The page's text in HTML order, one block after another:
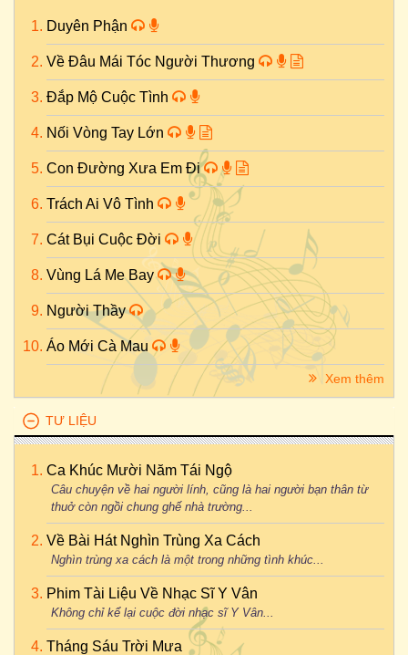
Duyên Phận
Về Đâu Mái Tóc Người Thương
Đắp Mộ Cuộc Tình
Nối Vòng Tay Lớn
Con Đường Xưa Em Đi
Trách Ai Vô Tình
Cát Bụi Cuộc Đời
Vùng Lá Me Bay
Người Thầy
Áo Mới Cà Mau
Xem thêm
TƯ LIỆU
Ca Khúc Mười Năm Tái Ngộ
Câu chuyện về hai người lính, cũng là hai người bạn thân từ
thuở còn ngồi chung ghế nhà trường...
Về Bài Hát Nghìn Trùng Xa Cách
Nghìn trùng xa cách là một trong những tình khúc...
Phim Tài Liệu Về Nhạc Sĩ Y Vân
Không chỉ kể lại cuộc đời nhạc sĩ Y Vân...
Tháng Sáu Trời Mưa